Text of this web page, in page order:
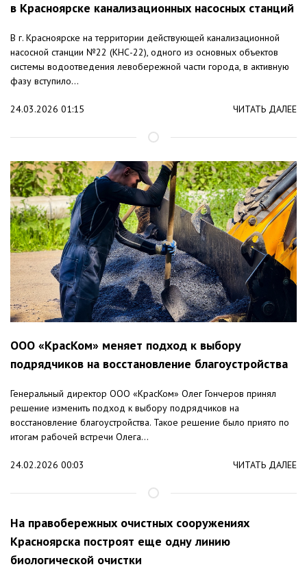
в Красноярске канализационных насосных станций
В г. Красноярске на территории действующей канализационной
насосной станции №22 (КНС-22), одного из основных объектов
системы водоотведения левобережной части города, в активную
фазу вступило...
24.03.2026 01:15 ЧИТАТЬ ДАЛЕЕ
ООО «КрасКом» меняет подход к выбору
подрядчиков на восстановление благоустройства
Генеральный директор ООО «КрасКом» Олег Гончеров принял
решение изменить подход к выбору подрядчиков на
восстановление благоустройства. Такое решение было приято по
итогам рабочей встречи Олега...
24.02.2026 00:03 ЧИТАТЬ ДАЛЕЕ
На правобережных очистных сооружениях
Красноярска построят еще одну линию
биологической очистки